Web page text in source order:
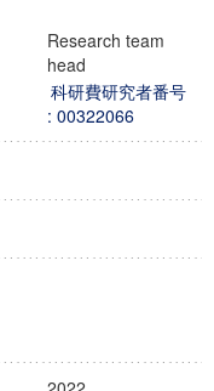
Research team
head
科研費研究者番号
: 00322066